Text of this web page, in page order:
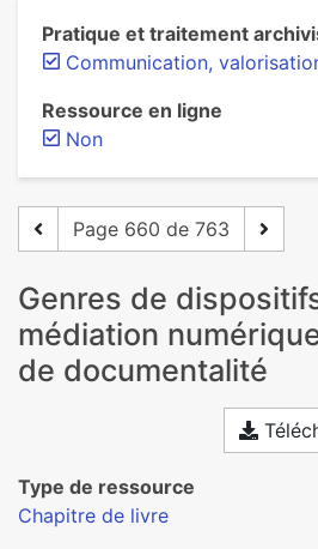
Pratique et traitement
Communication,
Ressource en ligne
Non
Page 660 de 763
Genres de
médiation
de documentalité
Type de ressource
Chapitre de livre